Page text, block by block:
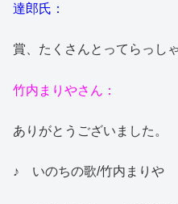
達郎氏：
賞、たくさんとってらっし
竹内まりやさん：
ありがとうございました。
♪ いのちの歌/竹内まりや